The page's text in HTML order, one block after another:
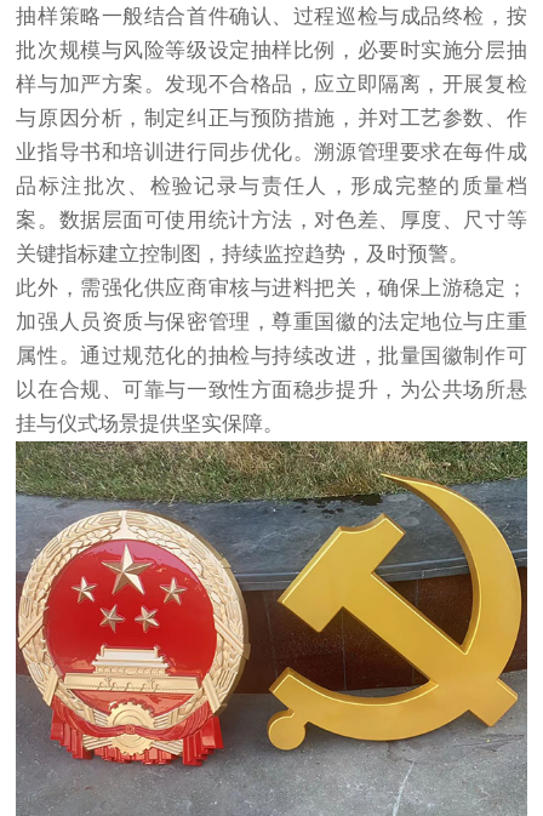
抽样策略一般结合首件确认、过程巡检与成品终检，按
批次规模与风险等级设定抽样比例，必要时实施分层抽
样与加严方案。发现不合格品，应立即隔离，开展复检
与原因分析，制定纠正与预防措施，并对工艺参数、作
业指导书和培训进行同步优化。溯源管理要求在每件成
品标注批次、检验记录与责任人，形成完整的质量档
案。数据层面可使用统计方法，对色差、厚度、尺寸等
关键指标建立控制图，持续监控趋势，及时预警。
此外，需强化供应商审核与进料把关，确保上游稳定；
加强人员资质与保密管理，尊重国徽的法定地位与庄重
属性。通过规范化的抽检与持续改进，批量国徽制作可
以在合规、可靠与一致性方面稳步提升，为公共场所悬
挂与仪式场景提供坚实保障。